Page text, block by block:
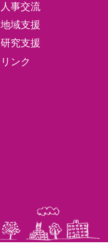
人事交流
地域支援
研究支援
リンク